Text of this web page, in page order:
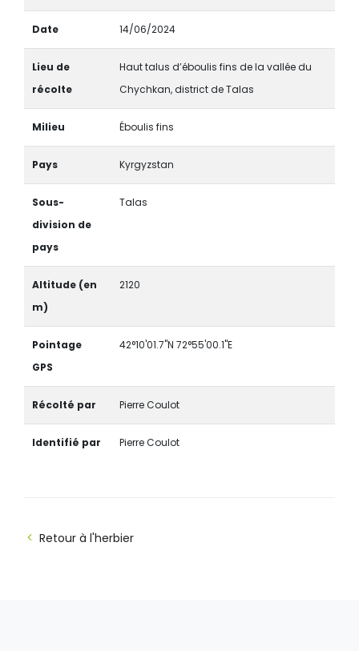
Date 14/06/2024
Lieu de
récolte
Haut talus d’éboulis fins de la vallée du
Chychkan, district de Talas
Milieu Éboulis fins
Pays Kyrgyzstan
Sous-
division de
pays
Talas
Altitude (en
m)
2120
Pointage
GPS
42°10'01.7"N 72°55'00.1"E
Récolté par Pierre Coulot
Identifié par Pierre Coulot
Retour à l'herbier